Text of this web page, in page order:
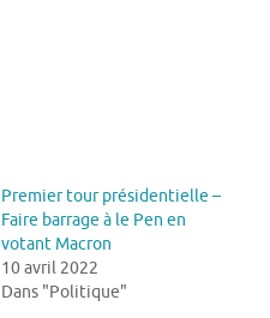
Premier tour présidentielle –
Faire barrage à le Pen en
votant Macron
10 avril 2022
Dans "Politique"